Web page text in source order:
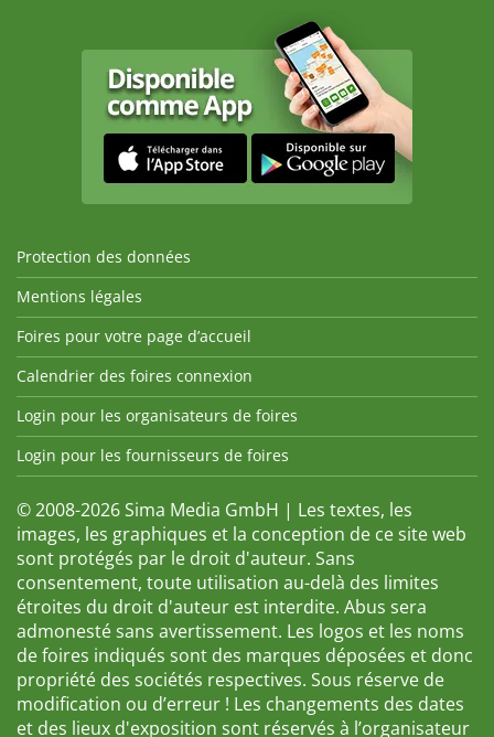
Protection des données
Mentions légales
Foires pour votre page d’accueil
Calendrier des foires connexion
Login pour les organisateurs de foires
Login pour les fournisseurs de foires
© 2008-2026 Sima Media GmbH | Les textes, les
images, les graphiques et la conception de ce site web
sont protégés par le droit d'auteur. Sans
consentement, toute utilisation au-delà des limites
étroites du droit d'auteur est interdite. Abus sera
admonesté sans avertissement. Les logos et les noms
de foires indiqués sont des marques déposées et donc
propriété des sociétés respectives. Sous réserve de
modification ou d’erreur ! Les changements des dates
et des lieux d'exposition sont réservés à l’organisateur